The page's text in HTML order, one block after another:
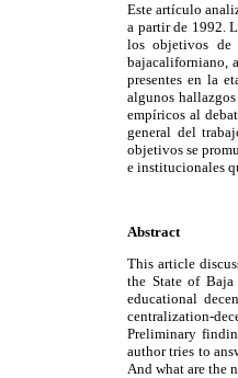
Este artículo
a partir de 1992.
los objetivos de
bajacaliforniano,
presentes en la
algunos
empíricos al
general del
objetivos se
e institucionales
Abstract
This article
the State of Baja
educational
centralization-
Preliminary
author tries to
And what are the